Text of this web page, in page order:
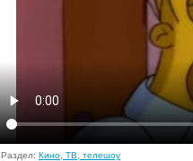
Раздел: Кино, ТВ, телешоу